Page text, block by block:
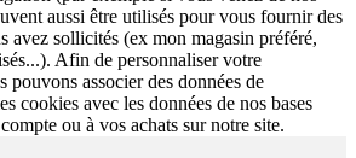
aussi être utilisés pour vous fournir des
avez sollicités (ex mon magasin préféré,
Afin de personnaliser votre
pouvons associer des données de
cookies avec les données de nos bases
ou à vos achats sur notre site.